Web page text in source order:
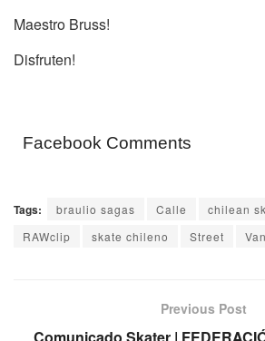
Maestro Bruss!
Disfruten!
Facebook Comments
Tags: braulio sagas Calle
chilean
RAWclip
skate chileno Street
Previous Post
Comunicado Skater |